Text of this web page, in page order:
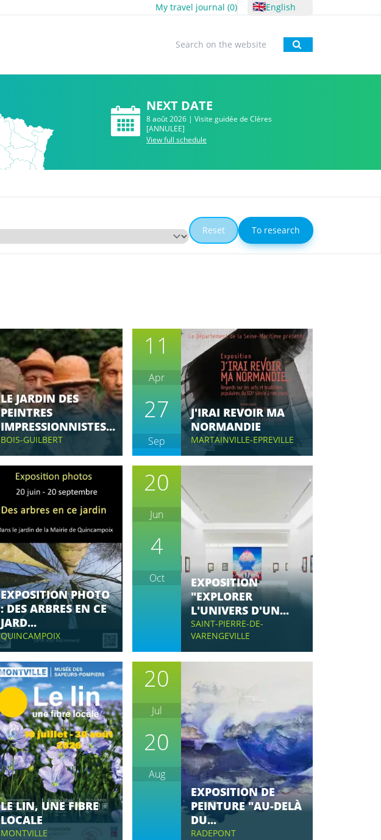
My travel journal (0) 🇬🇧English
To research
NEXT DATE
8 août 2026 | Visite guidée de Clères
[ANNULEE]
View full schedule
Reset To research
LE JARDIN DES
PEINTRES
IMPRESSIONNISTES...
BOIS-GUILBERT
11
Apr
27
Sep
J'IRAI REVOIR MA
NORMANDIE
MARTAINVILLE-EPREVILLE
EXPOSITION PHOTO
: DES ARBRES EN CE
JARD...
QUINCAMPOIX
20
Jun
4
Oct
EXPOSITION
"EXPLORER
L'UNIVERS D'UN...
SAINT-PIERRE-DE-
VARENGEVILLE
LE LIN, UNE FIBRE
LOCALE
MONTVILLE
20
Jul
20
Aug
EXPOSITION DE
PEINTURE "AU-DELÀ
DU...
RADEPONT